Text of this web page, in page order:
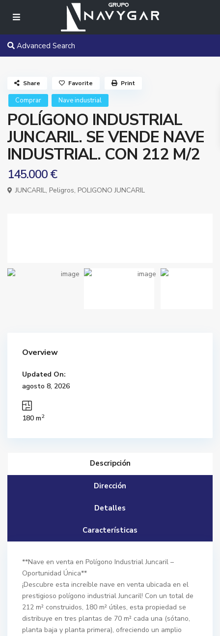
Advanced Search
Comprar Nave industrial
POLÍGONO INDUSTRIAL
JUNCARIL. SE VENDE NAVE
INDUSTRIAL. CON 212 M/2
145.000 €
JUNCARIL, Peligros, POLIGONO JUNCARIL
Share Favorite Print
Overview
Updated On:
agosto 8, 2026
180 m2
Descripción
Dirección
Detalles
Características
**Nave en venta en Polígono Industrial Juncaril –
Oportunidad Única**
¡Descubre esta increíble nave en venta ubicada en el
prestigioso polígono industrial Juncaril! Con un total de
212 m² construidos, 180 m² útiles, esta propiedad se
distribuye en tres plantas de 70 m² cada una (sótano,
planta baja y planta primera), ofreciendo un amplio